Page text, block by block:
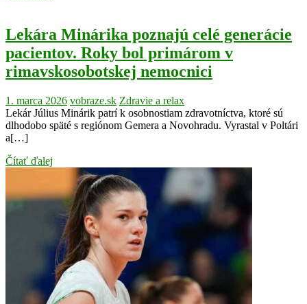
Lekára Minárika poznajú celé generácie
pacientov. Roky bol primárom v
rimavskosobotskej nemocnici
1. marca 2026 vobraze.sk Zdravie a relax
Lekár Július Minárik patrí k osobnostiam zdravotníctva, ktoré sú
dlhodobo späté s regiónom Gemera a Novohradu. Vyrastal v Poltári
a[…]
Čítať ďalej